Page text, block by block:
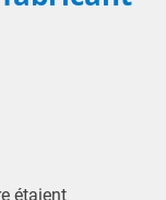
étaient